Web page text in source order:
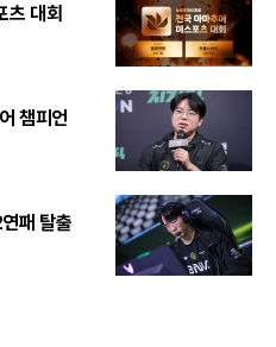
대회
챔피언
패 탈출